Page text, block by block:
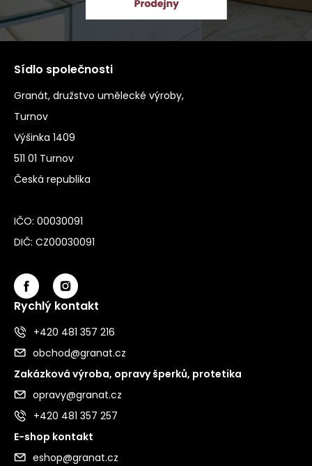
Sídlo společnosti
Granát, družstvo umělecké výroby,
Turnov
Výšinka 1409
511 01 Turnov
Česká republika
IČO: 00030091
DIČ: CZ00030091
Rychlý kontakt
+420 481 357 216
obchod@granat.cz
Zakázková výroba, opravy šperků, protetika
opravy@granat.cz
+420 481 357 257
E-shop kontakt
eshop@granat.cz